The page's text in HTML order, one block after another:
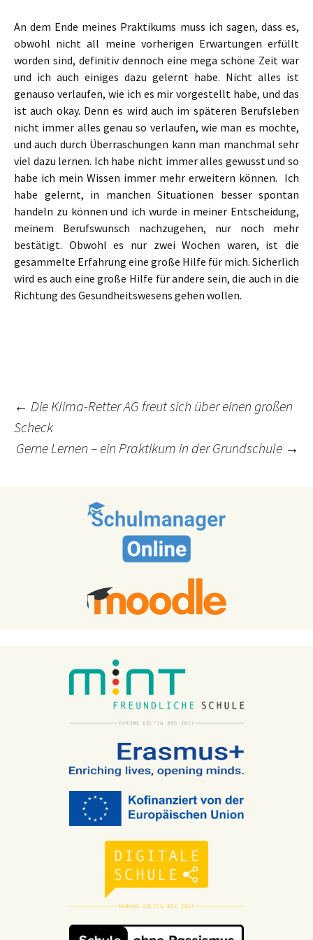
An dem Ende meines Praktikums muss ich sagen, dass es,
obwohl nicht all meine vorherigen Erwartungen erfüllt
worden sind, definitiv dennoch eine mega schöne Zeit war
und ich auch einiges dazu gelernt habe. Nicht alles ist
genauso verlaufen, wie ich es mir vorgestellt habe, und das
ist auch okay. Denn es wird auch im späteren Berufsleben
nicht immer alles genau so verlaufen, wie man es möchte,
und auch durch Überraschungen kann man manchmal sehr
viel dazu lernen. Ich habe nicht immer alles gewusst und so
habe ich mein Wissen immer mehr erweitern können. Ich
habe gelernt, in manchen Situationen besser spontan
handeln zu können und ich wurde in meiner Entscheidung,
meinem Berufswunsch nachzugehen, nur noch mehr
bestätigt. Obwohl es nur zwei Wochen waren, ist die
gesammelte Erfahrung eine große Hilfe für mich. Sicherlich
wird es auch eine große Hilfe für andere sein, die auch in die
Richtung des Gesundheitswesens gehen wollen.
Post
navigation
← Die Klima-Retter AG freut sich über einen großen
Scheck
Gerne Lernen – ein Praktikum in der Grundschule →